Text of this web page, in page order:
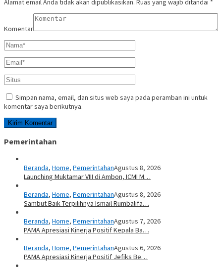
Alamat email Anda tidak akan dipublikasikan. Ruas yang wajib ditandai *
Komentar
Simpan nama, email, dan situs web saya pada peramban ini untuk
komentar saya berikutnya.
Pemerintahan
Beranda, Home, PemerintahanAgustus 8, 2026
Launching Muktamar VIII di Ambon, ICMI M…
Beranda, Home, PemerintahanAgustus 8, 2026
Sambut Baik Terpilihnya Ismail Rumbalifa…
Beranda, Home, PemerintahanAgustus 7, 2026
PAMA Apresiasi Kinerja Positif Kepala Ba…
Beranda, Home, PemerintahanAgustus 6, 2026
PAMA Apresiasi Kinerja Positif Jefiks Be…